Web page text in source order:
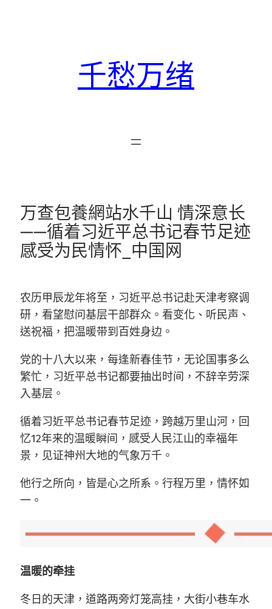
千愁万绪
万查包養網站水千山 情深意长
——循着习近平总书记春节足迹
感受为民情怀_中国网
农历甲辰龙年将至，习近平总书记赴天津考察调
研，看望慰问基层干部群众。看变化、听民声、
送祝福，把温暖带到百姓身边。
党的十八大以来，每逢新春佳节，无论国事多么
繁忙，习近平总书记都要抽出时间，不辞辛劳深
入基层。
循着习近平总书记春节足迹，跨越万里山河，回
忆12年来的温暖瞬间，感受人民江山的幸福年
景，见证神州大地的气象万千。
他行之所向，皆是心之所系。行程万里，情怀如
一。
温暖的牵挂
冬日的天津，道路两旁灯笼高挂，大街小巷车水